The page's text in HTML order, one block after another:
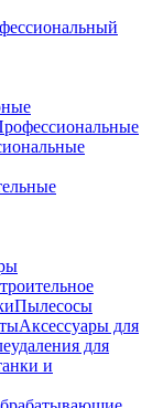
Пылесосы
Аксессуары для
для
и